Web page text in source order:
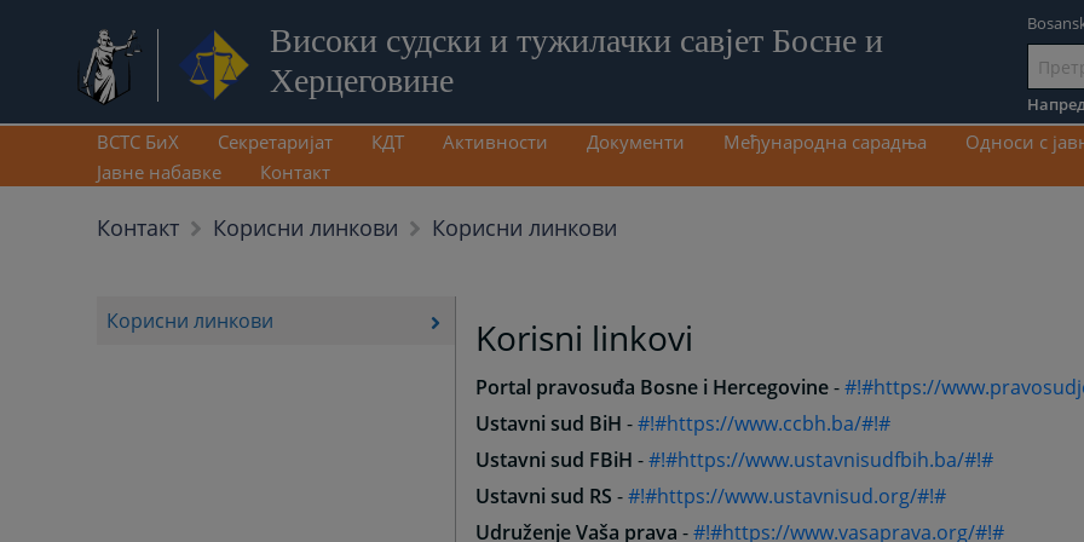
Високи судски и тужилачки савјет Босне и
Херцеговине
Иди
на
ВСТС БиХ Секретаријат КДТ Активности Документи Међународна сарадња Односи с
Јавне набавке
Контакт
Контакт Корисни линкови Корисни линкови
Корисни линкови Korisni linkovi
Portal pravosuđa Bosne i Hercegovine-#!#https://
Ustavni sud BiH -#!#https://www.ccbh.ba/#!#
Ustavni sud FBiH -#!#https://www.ustavnisudfbih.ba/#!#
Ustavni sud RS -#!#https://www.ustavnisud.org/#!#
Udruženje Vaša prava -#!#https://www.vasaprava.org/#!#